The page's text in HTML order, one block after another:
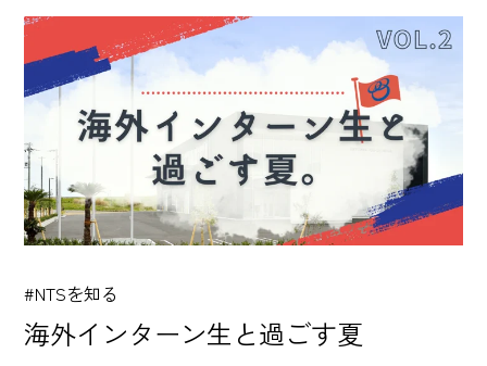
#NTSを知る
海外インターン生と過ごす夏